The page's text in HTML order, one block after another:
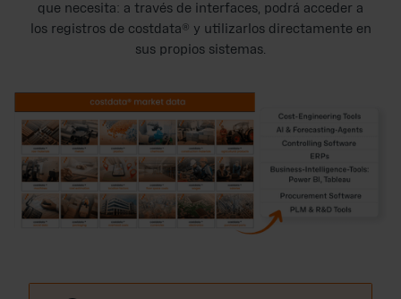
que necesita: a través de interfaces, podrá acceder a
los registros de costdata® y utilizarlos directamente en
sus propios sistemas.